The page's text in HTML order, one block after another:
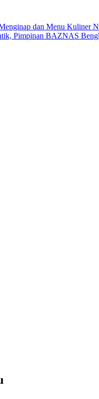
dan Menu Kuliner
Pimpinan BAZNAS